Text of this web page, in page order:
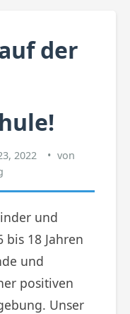
der
2022
von
und
bis 18 Jahren
und
positiven
Unser